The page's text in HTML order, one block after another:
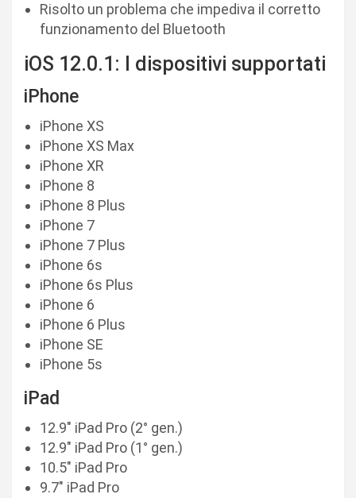
Risolto un problema che impediva il corretto
funzionamento del Bluetooth
iOS 12.0.1: I dispositivi supportati
iPhone
iPhone XS
iPhone XS Max
iPhone XR
iPhone 8
iPhone 8 Plus
iPhone 7
iPhone 7 Plus
iPhone 6s
iPhone 6s Plus
iPhone 6
iPhone 6 Plus
iPhone SE
iPhone 5s
iPad
12.9″ iPad Pro (2° gen.)
12.9″ iPad Pro (1° gen.)
10.5″ iPad Pro
9.7″ iPad Pro